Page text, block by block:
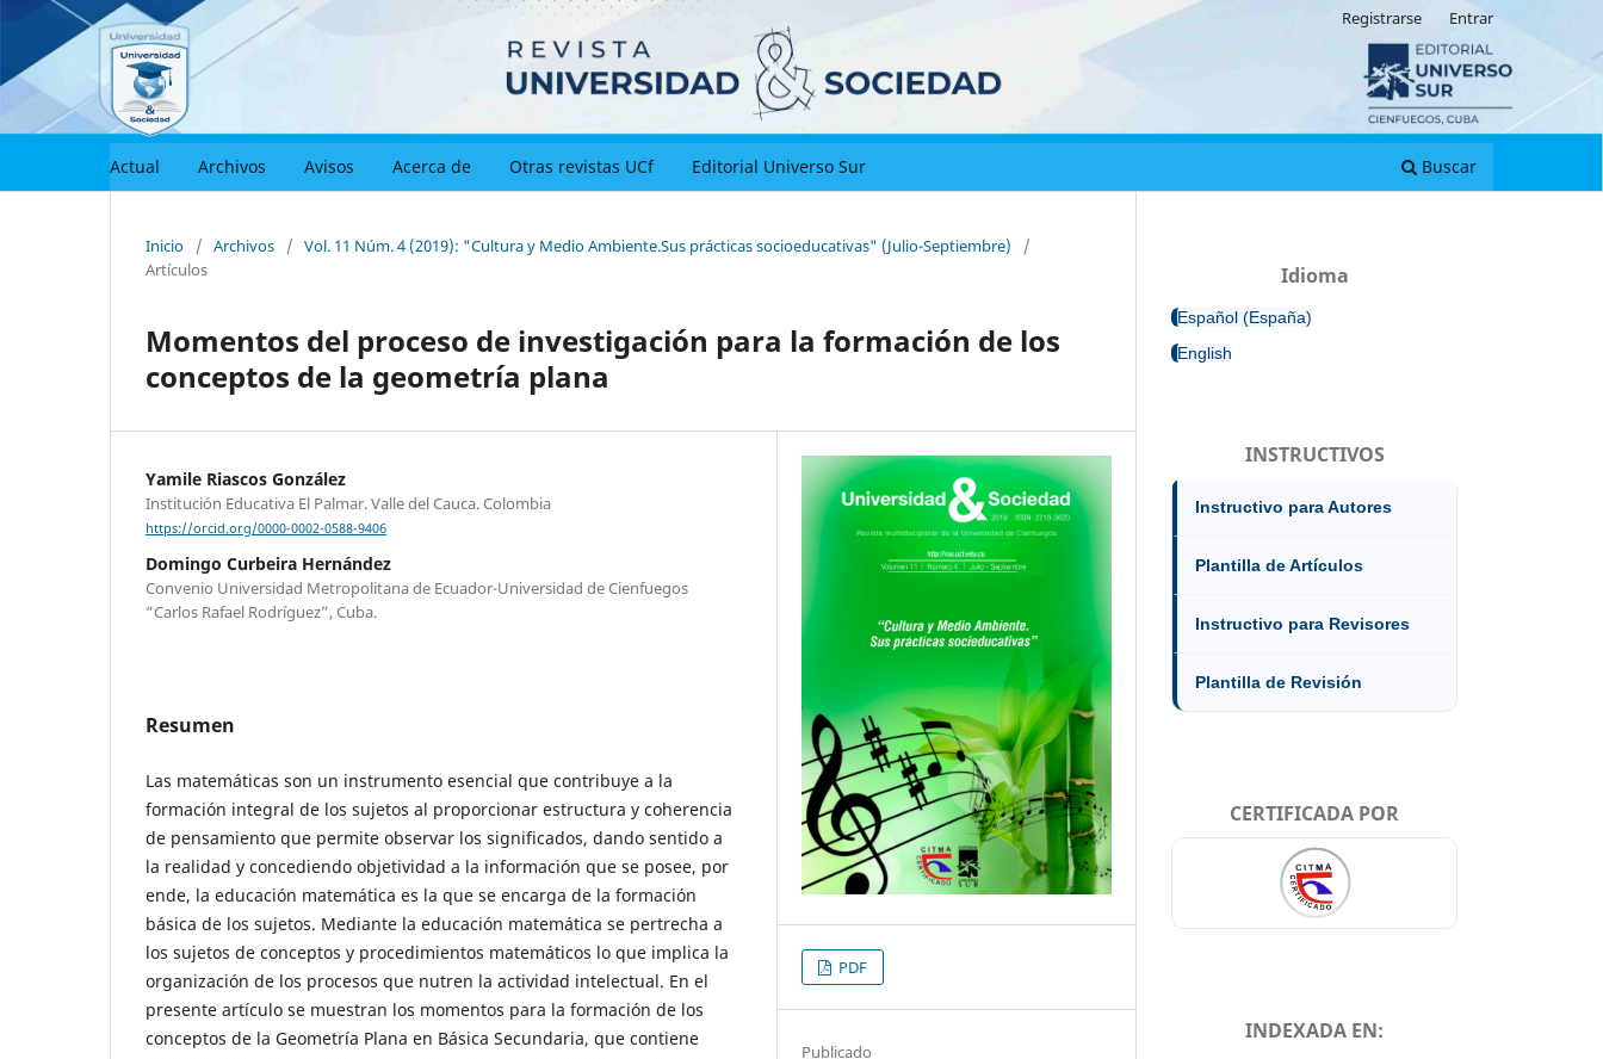
Actual Archivos Avisos Acerca de Otras revistas UCf Editorial Universo Sur Buscar
Registrarse Entrar
Inicio / Archivos / Vol. 11 Núm. 4 (2019): "Cultura y Medio Ambiente.Sus prácticas socioeducativas" (Julio-Septiembre)
/
Artículos
Momentos del proceso de investigación para la formación de los
conceptos de la geometría plana
Yamile Riascos González
Institución Educativa El Palmar. Valle del Cauca. Colombia
https://orcid.org/0000-0002-0588-9406
Domingo Curbeira Hernández
Convenio Universidad Metropolitana de Ecuador-Universidad de Cienfuegos
“Carlos Rafael Rodríguez”, Cuba.
Resumen
Las matemáticas son un instrumento esencial que contribuye a la
formación integral de los sujetos al proporcionar estructura y coherencia
de pensamiento que permite observar los significados, dando sentido a
la realidad y concediendo objetividad a la información que se posee, por
ende, la educación matemática es la que se encarga de la formación
básica de los sujetos. Mediante la educación matemática se pertrecha a
los sujetos de conceptos y procedimientos matemáticos lo que implica la
organización de los procesos que nutren la actividad intelectual. En el
presente artículo se muestran los momentos para la formación de los
conceptos de la Geometría Plana en Básica Secundaria, que contiene
PDF
Publicado
Idioma
Español (España)
English
INSTRUCTIVOS
Instructivo para Autores
Plantilla de Artículos
Instructivo para Revisores
Plantilla de Revisión
CERTIFICADA POR
INDEXADA EN: